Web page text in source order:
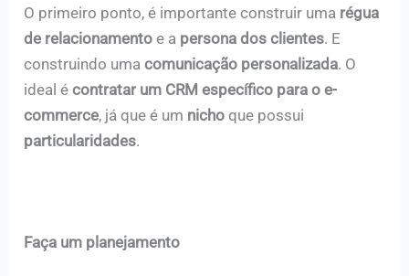
O primeiro ponto, é importante construir uma régua
de relacionamento e a persona dos clientes. E
construindo umacomunicação personalizada. O
ideal écontratar um CRM específico para o e-
commerce, já que é um nichoque possui
particularidades.
Faça um planejamento